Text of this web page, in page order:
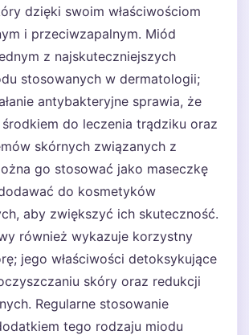
dzięki swoim właściwościom
i przeciwzapalnym. Miód
z najskuteczniejszych
stosowanych w dermatologii;
antybakteryjne sprawia, że
do leczenia trądziku oraz
skórnych związanych z
go stosować jako maseczkę
do kosmetyków
aby zwiększyć ich skuteczność.
również wykazuje korzystny
jego właściwości detoksykujące
skóry oraz redukcji
Regularne stosowanie
tego rodzaju miodu